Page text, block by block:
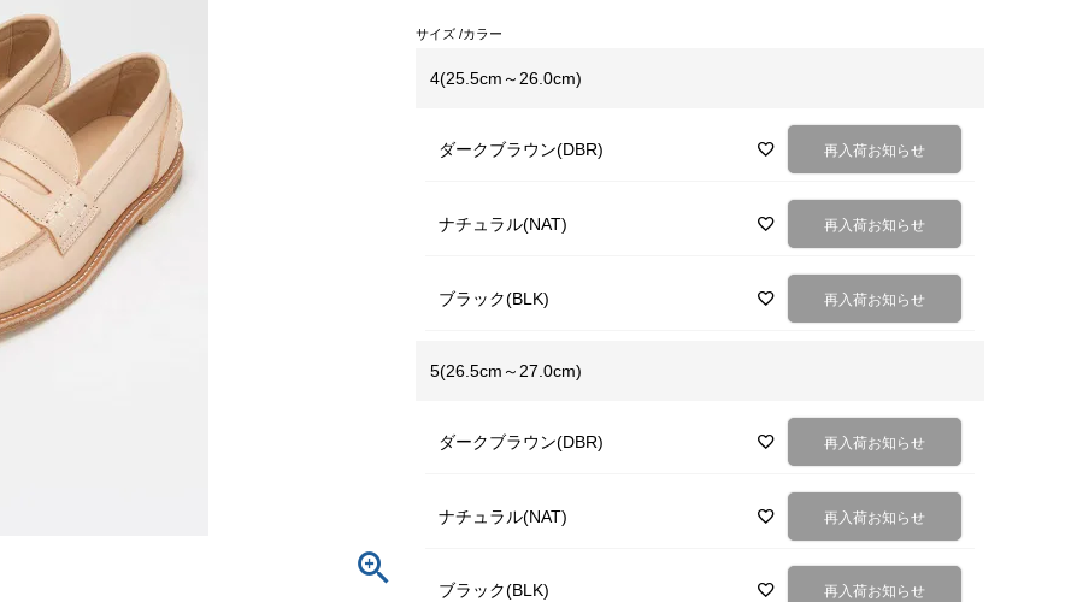
サイズ カラー
4(25.5cm～26.0cm)
ダークブラウン(DBR) 再入荷お知らせ
ナチュラル(NAT) 再入荷お知らせ
ブラック(BLK) 再入荷お知らせ
5(26.5cm～27.0cm)
ダークブラウン(DBR) 再入荷お知らせ
ナチュラル(NAT) 再入荷お知らせ
ブラック(BLK) 再入荷お知らせ